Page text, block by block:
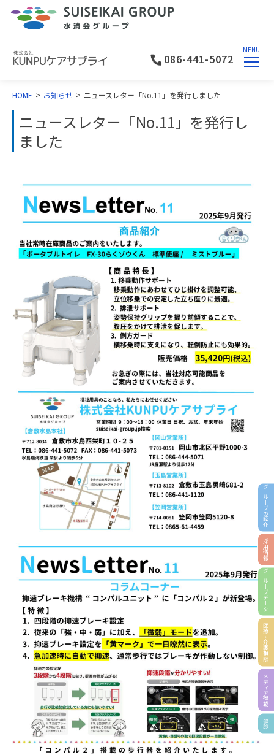
086-441-5072
MENU
グループの紹介
採用情報
グループデータ
医療・介護相談
メディア掲載
健診
HOME > お知らせ > ニュースレター「No.11」を発行しました
ニュースレター「No.11」を発行し
ました